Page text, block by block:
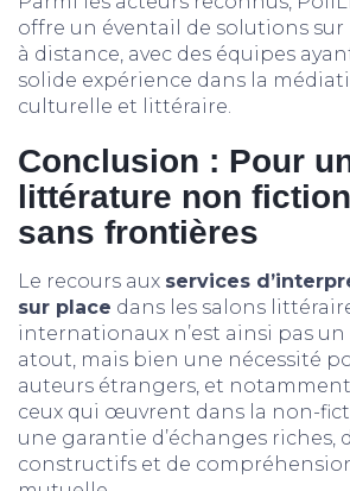
offre un éventail de solutions sur
à distance, avec des équipes
solide expérience dans la
culturelle et littéraire.
Conclusion : Pour
littérature non
sans frontières
Le recours aux services
sur place dans les salons
internationaux n’est ainsi pas
atout, mais bien une nécessité
auteurs étrangers, et
ceux qui œuvrent dans la non-
une garantie d’échanges riches,
constructifs et de